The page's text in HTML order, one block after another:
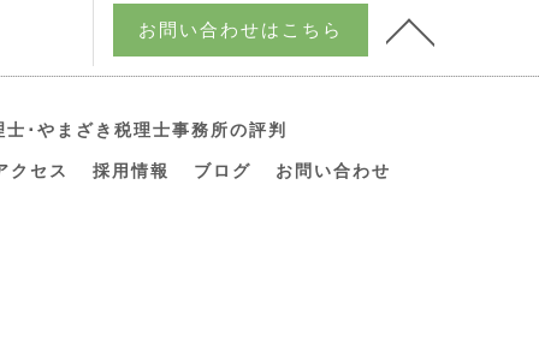
お問い合わせはこちら
･やまざき税理士事務所の評判
クセス 採用情報 ブログ お問い合わせ